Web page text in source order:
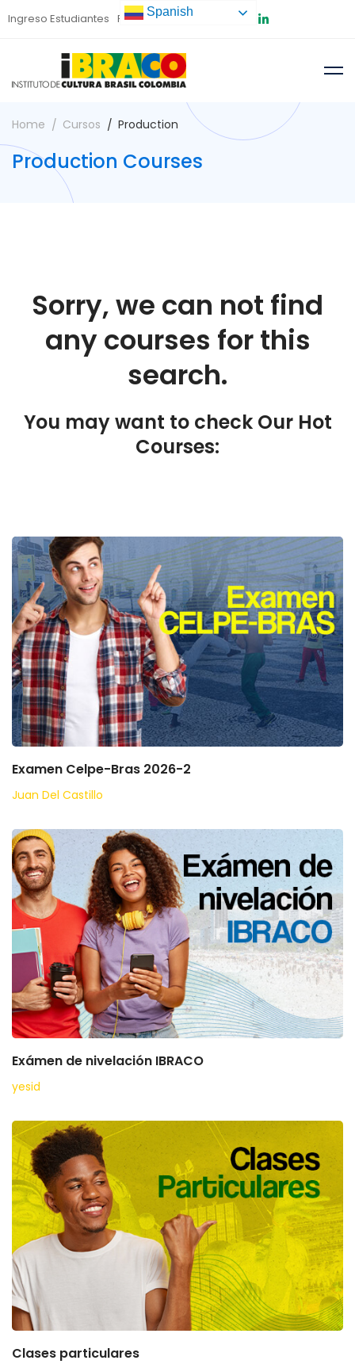
Ingreso Estudiantes Preinscripción
Home Cursos Production
Production Courses
Sorry, we can not find
any courses for this
search.
You may want to check Our Hot
Courses:
Examen Celpe-Bras 2026-2
Juan Del Castillo
Exámen de nivelación IBRACO
yesid
Clases particulares
Spanish